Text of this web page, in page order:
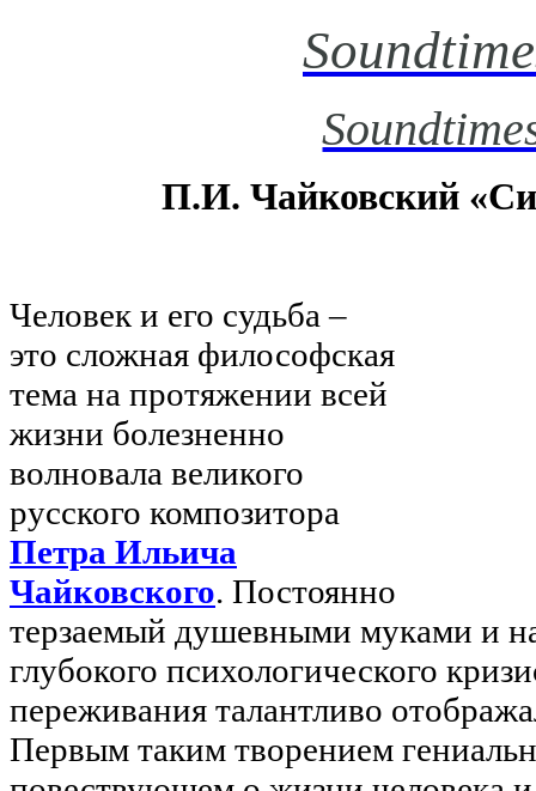
П.И. Чайковский
Человек и его судьба –
это сложная философская
тема на протяжении всей
жизни болезненно
волновала великого
русского композитора
Петра Ильича
Чайковского. Постоянно
терзаемый душевными муками и
глубокого психологического
переживания талантливо
Первым таким творением